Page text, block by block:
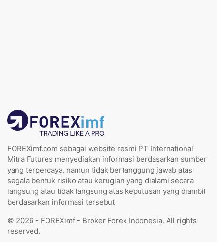
FOREXimf.com sebagai website resmi PT International
Mitra Futures menyediakan informasi berdasarkan sumber
yang terpercaya, namun tidak bertanggung jawab atas
segala bentuk risiko atau kerugian yang dialami secara
langsung atau tidak langsung atas keputusan yang diambil
berdasarkan informasi tersebut
© 2026 - FOREXimf - Broker Forex Indonesia. All rights
reserved.